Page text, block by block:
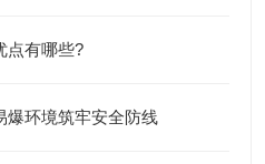
点有哪些?
爆环境筑牢安全防线